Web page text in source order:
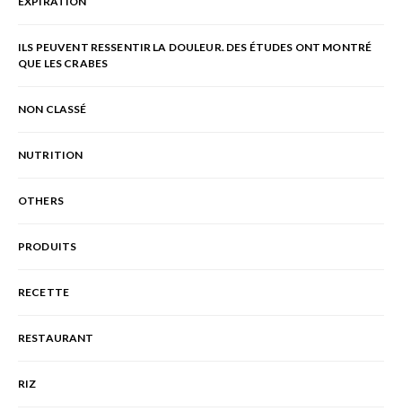
ILS PEUVENT RESSENTIR LA DOULEUR. DES ÉTUDES ONT MONTRÉ
QUE LES CRABES
NON CLASSÉ
NUTRITION
OTHERS
PRODUITS
RECETTE
RESTAURANT
RIZ